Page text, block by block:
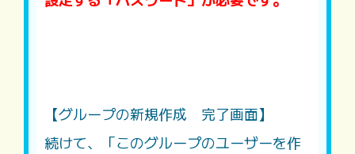
【グループの新規作成 完了画面】
続けて、「このグループのユーザーを作